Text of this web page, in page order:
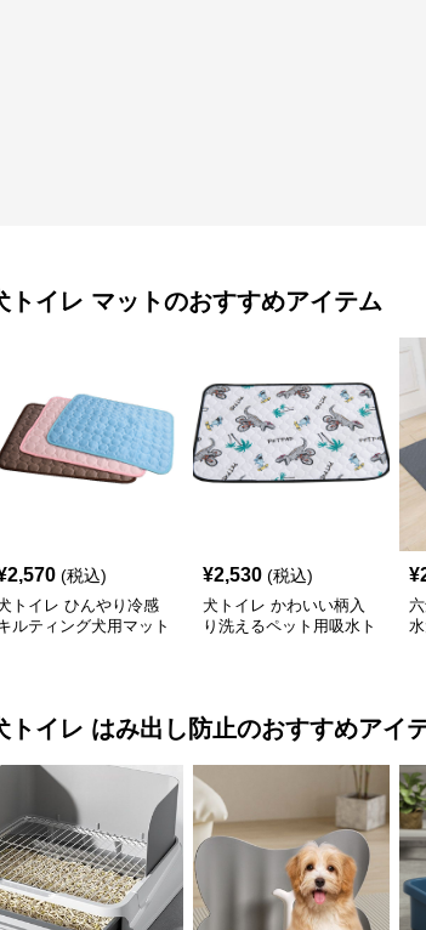
トイレ マットのおすすめアイテム
2,570 (税込)
トイレ ひんやり冷感
ルティング犬用マット
¥2,530 (税込)
犬トイレ かわいい柄入
り洗えるペット用吸水ト
¥
トイレ はみ出し防止のおすすめアイ